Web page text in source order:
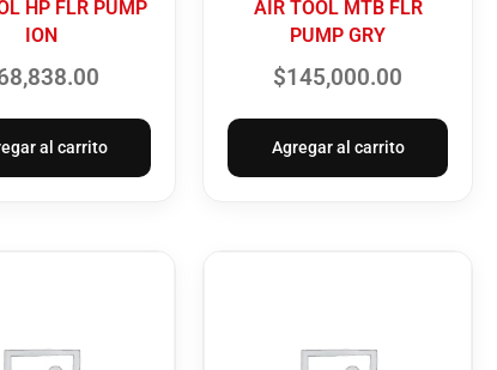
HP FLR PUMP
ION
al carrito
AIR TOOL MTB FLR
PUMP GRY
$145,000.00
Agregar al carrito